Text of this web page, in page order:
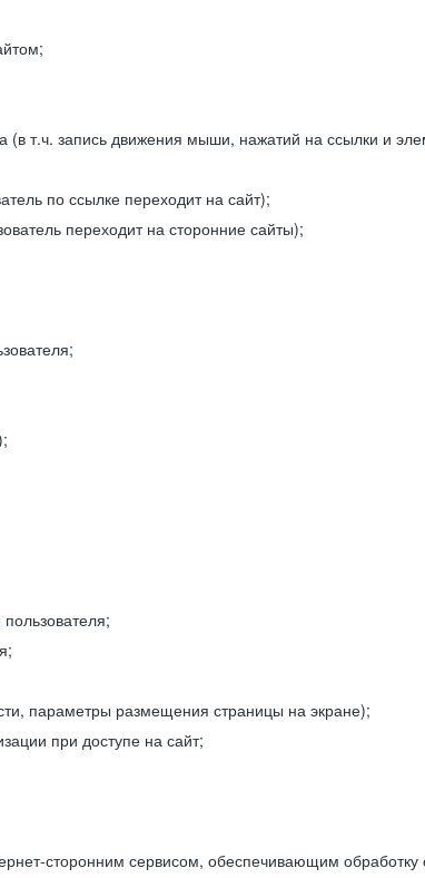
т.ч. запись движения мыши, нажатий на ссылки и
по ссылке переходит на сайт);
переходит на сторонние сайты);
параметры размещения страницы на экране);
при доступе на сайт;
сторонним сервисом, обеспечивающим обработку